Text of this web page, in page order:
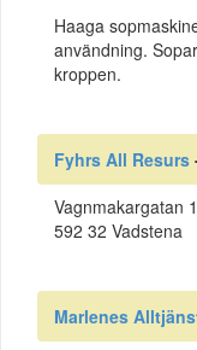
Haaga
användning.
kroppen.
Fyhrs All Resurs
Vagnmakargatan
592 32 Vadstena
Marlenes